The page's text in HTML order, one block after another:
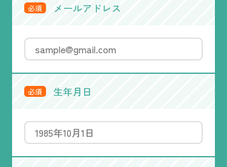
必須 メールアドレス
必須 生年月日